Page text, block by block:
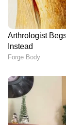
രോഗിയുടെ
ആശങ്കയും